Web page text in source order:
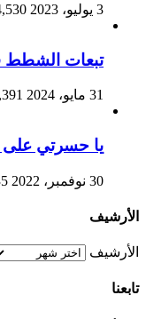
3 يوليو، 2023
تبعات الشطط
31 مايو، 2024
يا حسرتي على
30 نوفمبر، 2022
الأرشيف
الأرشيف
تابعنا